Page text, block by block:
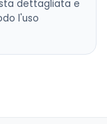
dettagliata e
l'uso